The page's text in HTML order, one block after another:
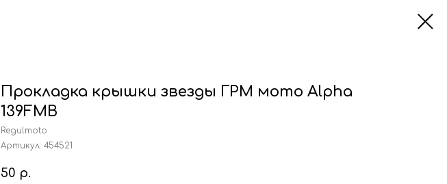
Прокладка крышки звезды ГРМ мото Alpha
139FMB
Regulmoto
Артикул: 454521
50 р.